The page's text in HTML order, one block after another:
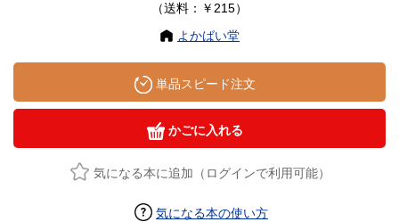
（送料：￥215）
よかばい堂
単品スピード注文
かごに入れる
気になる本に追加（ログインで利用可能）
気になる本の使い方